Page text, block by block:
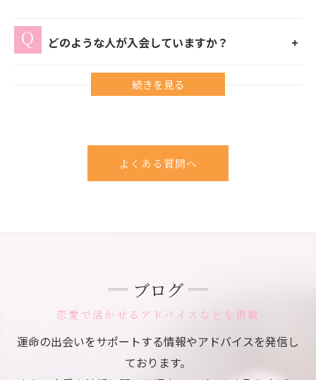
どのような人が入会していますか？
よくある質問へ
恋愛で活かせるアドバイスなどを掲載
ブログ
運命の出会いをサポートする情報やアドバイスを発信し
ております。